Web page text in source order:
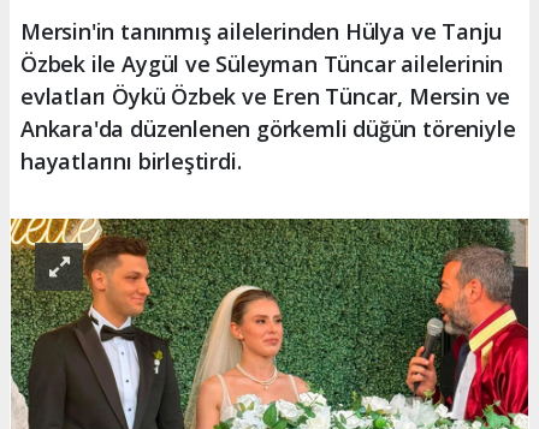
Mersin'in tanınmış ailelerinden Hülya ve Tanju
Özbek ile Aygül ve Süleyman Tüncar ailelerinin
evlatları Öykü Özbek ve Eren Tüncar, Mersin ve
Ankara'da düzenlenen görkemli düğün töreniyle
hayatlarını birleştirdi.